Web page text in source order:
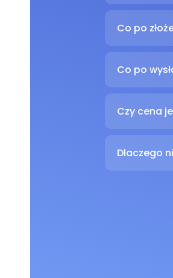
Co po
Co po
Czy cena
Dlaczego